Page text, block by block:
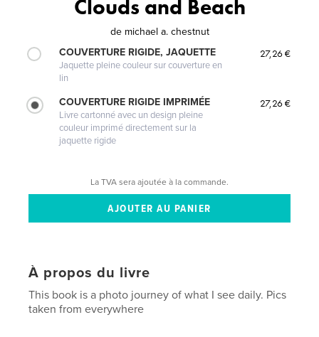
Clouds and Beach
de michael a. chestnut
COUVERTURE RIGIDE, JAQUETTE
Jaquette pleine couleur sur couverture en
lin
27,26 €
COUVERTURE RIGIDE IMPRIMÉE
Livre cartonné avec un design pleine
couleur imprimé directement sur la
jaquette rigide
27,26 €
La TVA sera ajoutée à la commande.
À propos du livre
This book is a photo journey of what I see daily. Pics
taken from everywhere